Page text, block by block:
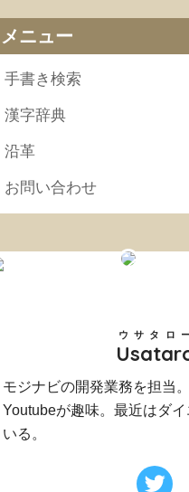
メニュー
手書き検索
漢字辞典
沿革
お問い合わせ
ウサタロ
モジナビの開発業務を担当
Youtubeが趣味。最近はダ
いる。